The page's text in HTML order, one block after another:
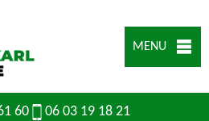
MENU
60 06 03 19 18 21